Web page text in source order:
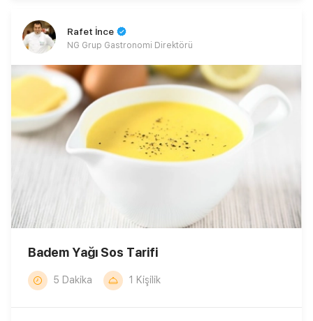
Rafet İnce
NG Grup Gastronomi Direktörü
Badem Yağı Sos Tarifi
5 Dakika 1 Kişilik